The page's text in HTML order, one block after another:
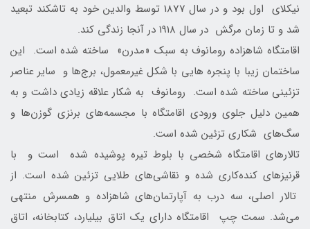
نیکلای اول بود و در سال 1877 توسط والدین خود به تاشکند تبعید
شد و تا زمان مرگش در سال 1918 در آنجا زندگی کند.
اقامتگاه شاهزاده رومانوف به سبک «مدرن» ساخته شده است. این
ساختمان زیبا با پنجره هایی با شکل غیرمعمول، برج‌ها و سایر عناصر
تزئینی ساخته شده است. رومانوف به شکار علاقه زیادی داشت و به
همین دلیل جلوی ورودی اقامتگاه با مجسمه‌های برنزی گوزن‌ها و
سگ‌های شکاری تزئین شده است.
تالارهای اقامتگاه شخصی با بلوط تیره پوشیده شده است و با
قرنیزهای کنده‌کاری شده و نقاشی‌های طلایی تزئین شده است. از
تالار اصلی، سه درب به آپارتمان‌های شاهزاده و همسرش منتهی
می‌شد. سمت چپ اقامتگاه دارای یک اتاق بیلیارد، کتابخانه، اتاق